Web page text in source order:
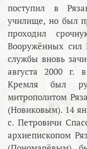
поступил в
училище, но был
проходил
Вооружённых сил
службы вновь
августа 2000 г.
Кремля был
митрополитом
(Новиковым). 14
с. Петровичи
архиепископом